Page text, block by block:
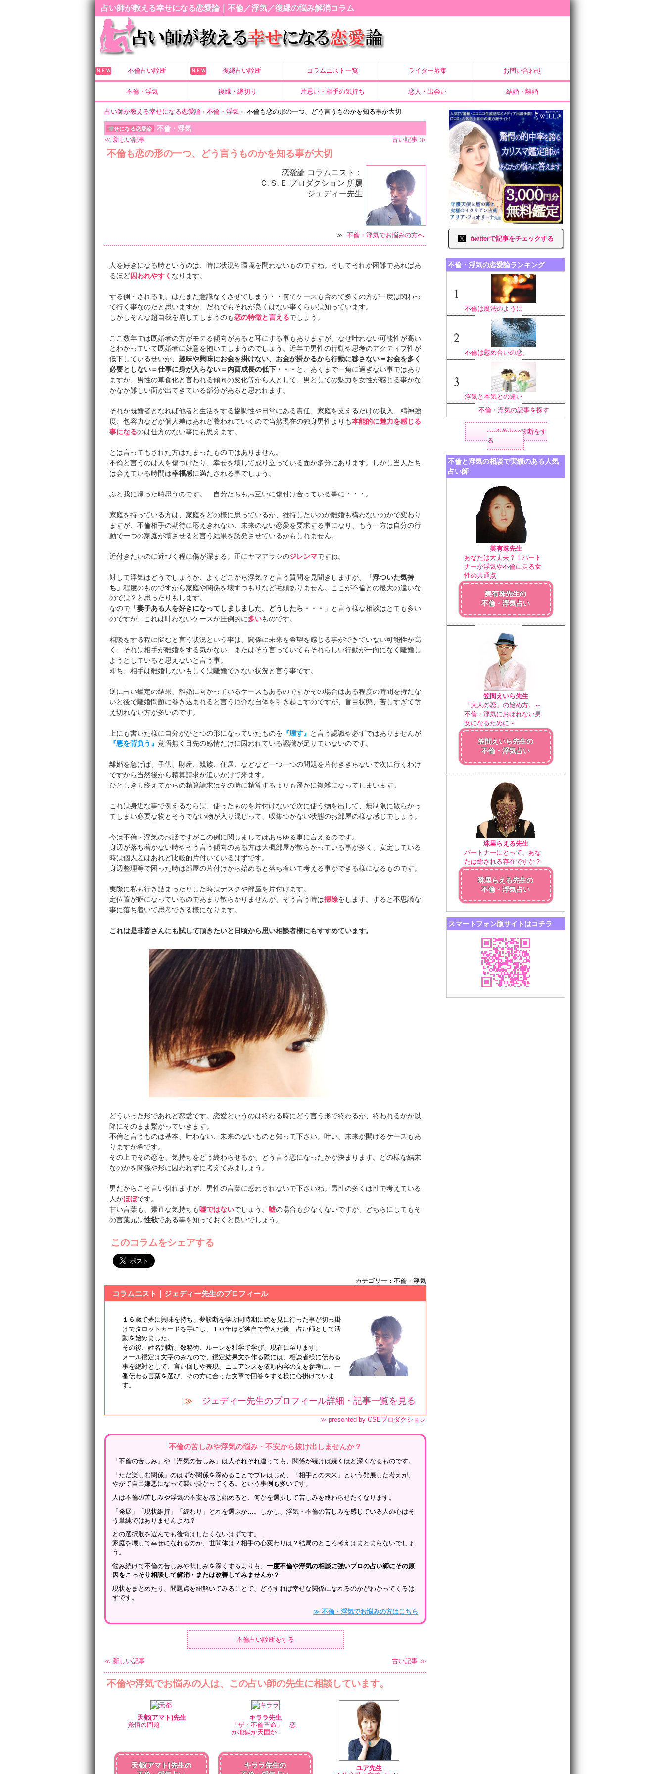
占い師が教える幸せになる恋愛論｜不倫／浮気／復縁の悩み解消コラム
ＮＥＷ 不倫占い診断 ＮＥＷ 復縁占い診断 コラムニスト一覧 ライター募集 お問い合わせ
不倫・浮気 復縁・縁切り 片思い・相手の気持ち 恋人・出会い 結婚・離婚
占い師が教える幸せになる恋愛論 ›不倫・浮気 › 不倫も恋の形の一つ、どう言うものかを知る事が大切
幸せになる恋愛論 不倫・浮気
≪ 新しい記事 古い記事 ≫
不倫も恋の形の一つ、どう言うものかを知る事が大切
恋愛論 コラムニスト：
Ｃ.Ｓ.Ｅ プロダクション 所属
ジェディー先生
≫不倫・浮気でお悩みの方へ
人を好きになる時というのは、時に状況や環境を問わないものですね。そしてそれが困難であればあ
るほど囚われやすく なります。
する側・される側、はたまた意識なくさせてしまう・・何てケースも含めて多くの方が一度は関わっ
て行く事なのだと思いますが、だれでもそれが良くはない事くらいは知っています。
しかしそんな超自我を崩してしまうのも恋の特徴と言えるでしょう。
ここ数年では既婚者の方がモテる傾向があると耳にする事もありますが、なぜ叶わない可能性が高い
とわかっていて既婚者に好意を抱いてしまうのでしょう。近年で男性の行動や思考のアクティブ性が
低下しているせいか、 趣味や興味にお金を掛けない、お金が掛かるから行動に移さない＝お金を多く
必要としない＝仕事に身が入らない＝内面成長の低下・・・ と、あくまで一角に過ぎない事ではあり
ますが、男性の草食化と言われる傾向の変化等から人として、男としての魅力を女性が感じる事がな
かなか難しい面が出てきている部分があると思われます。
それが既婚者となれば他者と生活をする協調性や日常にある責任、家庭を支えるだけの収入、精神強
度、包容力などが個人差はあれど養われていくので当然現在の独身男性よりも本能的に魅力を感じる
事になるのは仕方のない事にも思えます。
とは言ってもされた方はたまったものではありません。
不倫と言うのは人を傷つけたり、幸せを壊して成り立っている面が多分にあります。しかし当人たち
は会えている時間は幸福感に満たされる事でしょう。
ふと我に帰った時思うのです。 自分たちもお互いに傷付け合っている事に・・・。
家庭を持っている方は、家庭をどの様に思っているか、維持したいのか離婚も構わないのかで変わり
ますが、不倫相手の期待に応えきれない、未来のない恋愛を要求する事になり、もう一方は自分の行
動で一つの家庭が壊させると言う結果を誘発させているかもしれません。
近付きたいのに近づく程に傷が深まる。正にヤマアラシのジレンマですね。
対して浮気はどうでしょうか、よくどこから浮気？と言う質問を見聞きしますが、
「浮ついた気持
ち」程度のものですから家庭や関係を壊すつもりなど毛頭ありません。ここが不倫との最大の違いな
のでは？と思ったりもします。
なので 「妻子ある人を好きになってしましました。どうしたら・・・」 と言う様な相談はとても多い
のですが、これは叶わないケースが圧倒的に多いものです。
相談をする程に悩むと言う状況という事は、関係に未来を希望を感じる事ができていない可能性が高
く、それは相手が離婚をする気がない、またはそう言っていてもそれらしい行動が一向になく離婚し
ようとしていると思えないと言う事。
即ち、相手は離婚しないもしくは離婚できない状況と言う事です。
逆に占い鑑定の結果、離婚に向かっているケースもあるのですがその場合はある程度の時間を持たな
いと後で離婚問題に巻き込まれると言う厄介な自体を引き起こすのですが、盲目状態、苦しすぎて耐
え切れない方が多いのです。
上にも書いた様に自分がひとつの形になっていたものを 『壊す』
と言う認識や必ずではありませんが
『悪を背負う』覚悟無く目先の感情だけに囚われている認識が足りていないのです。
離婚を急げば、子供、財産、親族、住居、などなど一つ一つの問題を片付ききらないで次に行くわけ
ですから当然後から精算請求が追いかけて来ます。
ひとしきり終えてからの精算請求はその時に精算するよりも遥かに複雑になってしまいます。
これは身近な事で例えるならば、使ったものを片付けないで次に使う物を出して、無制限に散らかっ
てしまい必要な物とそうでない物が入り混じって、収集つかない状態のお部屋の様な感じでしょう。
今は不倫・浮気のお話ですがこの例に関しましてはあらゆる事に言えるのです。
身辺が落ち着かない時やそう言う傾向のある方は大概部屋が散らかっている事が多く、安定している
時は個人差はあれど比較的片付いているはずです。
身辺整理等で困った時は部屋の片付けから始めると落ち着いて考える事ができる様になるものです。
実際に私も行き詰まったりした時はデスクや部屋を片付けます。
定位置が癖になっているのであまり散らかりませんが、そう言う時は掃除をします。すると不思議な
事に落ち着いて思考できる様になります。
これは是非皆さんにも試して頂きたいと日頃から思い相談者様にもすすめています。
どういった形であれど恋愛です。恋愛というのは終わる時にどう言う形で終わるか、終われるかが以
降にそのまま繋がっていきます。
不倫と言うものは基本、叶わない、未来のないものと知って下さい。叶い、未来が開けるケースもあ
りますが希です。
その上でその恋を、気持ちをどう終わらせるか、どう言う恋になったかが決まります。どの様な結末
なのかを関係や形に囚われずに考えてみましょう。
男だからこそ言い切れますが、男性の言葉に惑わされないで下さいね。男性の多くは性で考えている
人がほぼです。
甘い言葉も、素直な気持ちも 嘘ではないでしょう。 嘘の場合も少なくないですが、どちらにしてもそ
の言葉元は性欲である事を知っておくと良いでしょう。
このコラムをシェアする
カテゴリー：不倫・浮気
コラムニスト｜ジェディー先生のプロフィール
１６歳で夢に興味を持ち、夢診断を学ぶ同時期に絵を見に行った事が切っ掛
けでタロットカードを手にし、１０年ほど独自で学んだ後、占い師として活
動を始めました。
その後、姓名判断、数秘術、ルーンを独学で学び、現在に至ります。
メール鑑定は文字のみなので、鑑定結果文を作る際には、相談者様に伝わる
事を絶対として、言い回しや表現、ニュアンスを依頼内容の文を参考に、一
番伝わる言葉を選び、その方に合った文章で回答をする様に心掛けていま
す。
≫ ジェディー先生のプロフィール詳細・記事一覧を見る
≫ presented by CSEプロダクション
不倫の苦しみや浮気の悩み・不安から抜け出しませんか？
「不倫の苦しみ」や「浮気の苦しみ」は人それぞれ違っても、関係が続けば続くほど深くなるものです。
「ただ楽しむ関係」のはずが関係を深めることでブレはじめ、「相手との未来」という発展した考えが、
やがて自己嫌悪になって襲い掛かってくる。という事例も多いです。
人は不倫の苦しみや浮気の不安を感じ始めると、何かを選択して苦しみを終わらせたくなります。
「発展」「現状維持」「終わり」どれを選ぶか…。しかし、浮気・不倫の苦しみを感じている人の心はそ
う単純ではありませんよね？
どの選択肢を選んでも後悔はしたくないはずです。
家庭を壊して幸せになれるのか、世間体は？相手の心変わりは？結局のところ考えはまとまらないでしょ
う。
悩み続けて不倫の苦しみや悲しみを深くするよりも、一度不倫や浮気の相談に強いプロの占い師にその原
因をこっそり相談して解消・または改善してみませんか？
現状をまとめたり、問題点を紐解いてみることで、どうすれば幸せな関係になれるのかがわかってくるは
ずです。
≫ 不倫・浮気でお悩みの方はこちら
不倫占い診断をする
≪ 新しい記事 古い記事 ≫
不倫や浮気でお悩みの人は、この占い師の先生に相談しています。
天都(アマト)先生
覚悟の問題
天都(アマト)先生の
キララ先生
「ザ・不倫革命」 恋
か地獄か天国か..
キララ先生の
ユア先生
twitterで記事をチェックする
不倫・浮気の恋愛論ランキング
不倫は魔法のように
不倫は慰め合いの恋。
浮気と本気との違い
不倫・浮気の記事を探す
不倫占い診断をす
る
不倫と浮気の相談で実績のある人気
占い師
美有珠先生
あなたは大丈夫？！パート
ナーが浮気や不倫に走る女
性の共通点
美有珠先生の
不倫・浮気占い
笠間えいら先生
「大人の恋」の始め方。～
不倫・浮気におぼれない男
女になるために～
笠間えいら先生の
不倫・浮気占い
珠里らえる先生
パートナーにとって、あな
たは癒される存在ですか？
珠里らえる先生の
不倫・浮気占い
スマートフォン版サイトはコチラ